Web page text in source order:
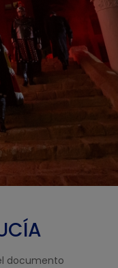
documento